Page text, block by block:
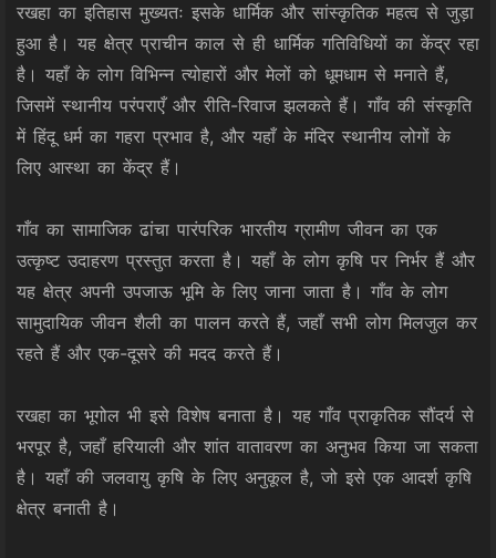
रखहा का इतिहास मुख्यतः इसके धार्मिक और सांस्कृतिक महत्व से जुड़ा
हुआ है। यह क्षेत्र प्राचीन काल से ही धार्मिक गतिविधियों का केंद्र रहा
है। यहाँ के लोग विभिन्न त्योहारों और मेलों को धूमधाम से मनाते हैं,
जिसमें स्थानीय परंपराएँ और रीति-रिवाज झलकते हैं। गाँव की संस्कृति
में हिंदू धर्म का गहरा प्रभाव है, और यहाँ के मंदिर स्थानीय लोगों के
लिए आस्था का केंद्र हैं।
गाँव का सामाजिक ढांचा पारंपरिक भारतीय ग्रामीण जीवन का एक
उत्कृष्ट उदाहरण प्रस्तुत करता है। यहाँ के लोग कृषि पर निर्भर हैं और
यह क्षेत्र अपनी उपजाऊ भूमि के लिए जाना जाता है। गाँव के लोग
सामुदायिक जीवन शैली का पालन करते हैं, जहाँ सभी लोग मिलजुल कर
रहते हैं और एक-दूसरे की मदद करते हैं।
रखहा का भूगोल भी इसे विशेष बनाता है। यह गाँव प्राकृतिक सौंदर्य से
भरपूर है, जहाँ हरियाली और शांत वातावरण का अनुभव किया जा सकता
है। यहाँ की जलवायु कृषि के लिए अनुकूल है, जो इसे एक आदर्श कृषि
क्षेत्र बनाती है।